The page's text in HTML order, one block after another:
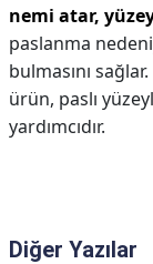
nemi atar,
paslanma
bulmasını
ürün, paslı
yardımcıdır.
Diğer Yazılar